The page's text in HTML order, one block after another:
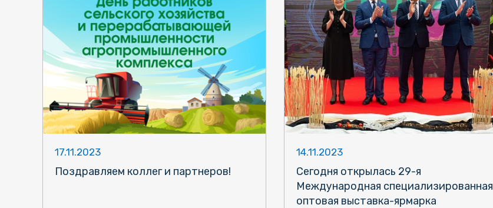
17.11.2023
Поздравляем коллег и партнеров!
14.11.2023
Сегодня открылась 29-я
Международная специализированная
оптовая выставка-ярмарка